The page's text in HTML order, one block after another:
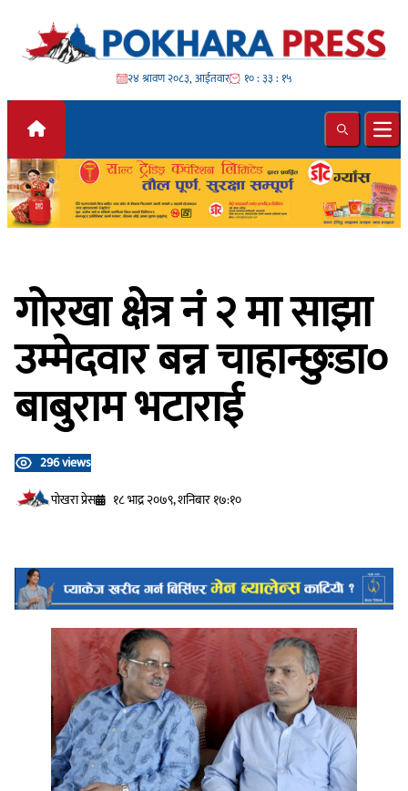
Skip to content
२४ श्रावण २०८३, आईतवार १० : ३३ : १७
Search
गोरखा क्षेत्र नं २ मा साझा
उम्मेदवार बन्न चाहान्छुःडा०
बाबुराम भटाराई
296 views
प‍ोखरा प्रेस
१८ भाद्र २०७९, शनिबार १७:१०